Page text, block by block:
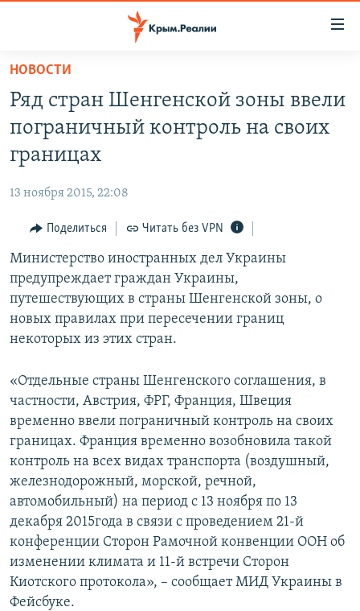
Вернуться
основному
содержанию
Вернутся
главной
навигации
Вернутся
поиску
СПЕЦПРОЕКТЫ
11 ЛЕТ ОККУПАЦИИ КРЫМА. 11 ИСТОРИЙ СОПРОТИВЛЕНИЯ
ВОДА
ЕЩЕ
ИНТЕРАКТИВ
ИНФОГРАФИКА
ТЕЛЕПРОЕКТ КРЫМ.РЕАЛИИ
СОВЕТЫ ПРАВОЗАЩИТНИКОВ
ПРОПАВШИЕ БЕЗ ВЕСТИ
ПОБЕДИТЕЛЕЙ НЕ СУДЯТ?
КРЫМ.НЕПОКОРЕННЫЙ
УКРАИНСКАЯ ПРОБЛЕМА КРЫМА
РАДІО СВОБОДА
КАК ОБОЙТИ БЛОКИРОВКУ
Українською
Qırımtatar
ПРИСОЕДИНЯЙТЕСЬ!
Все сайты RFE/RL
НОВОСТИ
Ряд стран Шенгенской зоны ввели
пограничный контроль на своих
границах
13 ноября 2015, 22:08
Поделиться Читать без VPN
Министерство иностранных дел Украины
предупреждает граждан Украины,
путешествующих в страны Шенгенской зоны, о
новых правилах при пересечении границ
некоторых из этих стран.
«Отдельные страны Шенгенского соглашения, в
частности, Австрия, ФРГ, Франция, Швеция
временно ввели пограничный контроль на своих
границах. Франция временно возобновила такой
контроль на всех видах транспорта (воздушный,
железнодорожный, морской, речной,
автомобильный) на период с 13 ноября по 13
декабря 2015года в связи с проведением 21-й
конференции Сторон Рамочной конвенции ООН об
изменении климата и 11-й встречи Сторон
Киотского протокола», – сообщает МИД Украины в
Фейсбуке.